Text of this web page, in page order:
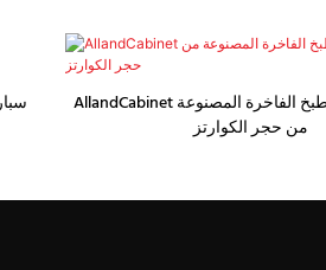
AllandCabinet خزائن أثاث المطبخ الفاخرة المصنوعة
من حجر الكوارتز